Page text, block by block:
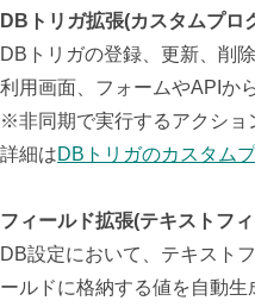
DBトリガ拡張(カスタムプロ
DBトリガの登録、更新、削
利用画面、フォームやAPIか
※非同期で実行するアクショ
詳細はDBトリガのカスタム
フィールド拡張(テキストフ
DB設定において、テキスト
ールドに格納する値を自動